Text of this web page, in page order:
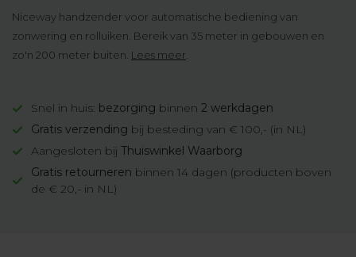
Niceway handzender voor automatische bediening van
zonwering en rolluiken. Bereik van 35 meter in gebouwen en
zo'n 200 meter buiten. Lees meer
Snel in huis: bezorging binnen 2 werkdagen
Gratis verzending bij besteding van € 100,- (in NL)
Aangesloten bij Thuiswinkel Waarborg
Gratis retourneren binnen 14 dagen (producten boven
de € 20,- in NL)